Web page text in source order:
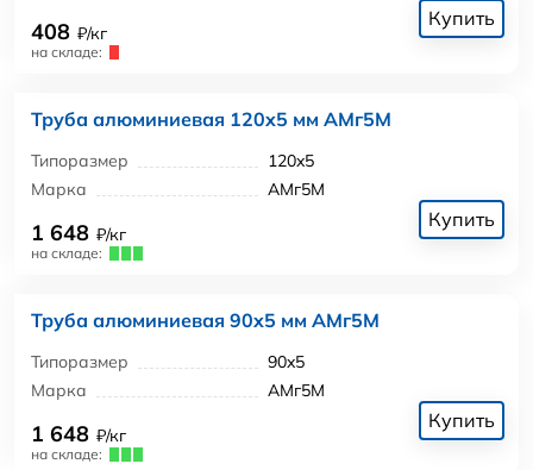
408 ₽/кг
на складе:
Купить
Труба алюминиевая 120x5 мм АМг5М
Типоразмер
120x5
Марка
АМг5М
1 648 ₽/кг
на складе:
Купить
Труба алюминиевая 90x5 мм АМг5М
Типоразмер
90x5
Марка
АМг5М
1 648 ₽/кг
на складе:
Купить